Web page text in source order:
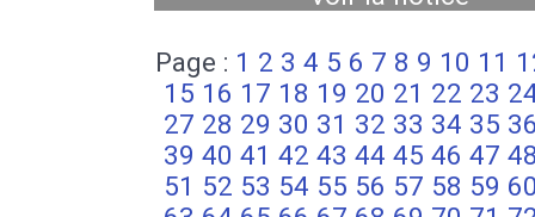
Page : 1 2 3 4 5 6 7 8 9 10 11
15 16 17 18 19 20 21 22 23
27 28 29 30 31 32 33 34 35
39 40 41 42 43 44 45 46 47
51 52 53 54 55 56 57 58 59